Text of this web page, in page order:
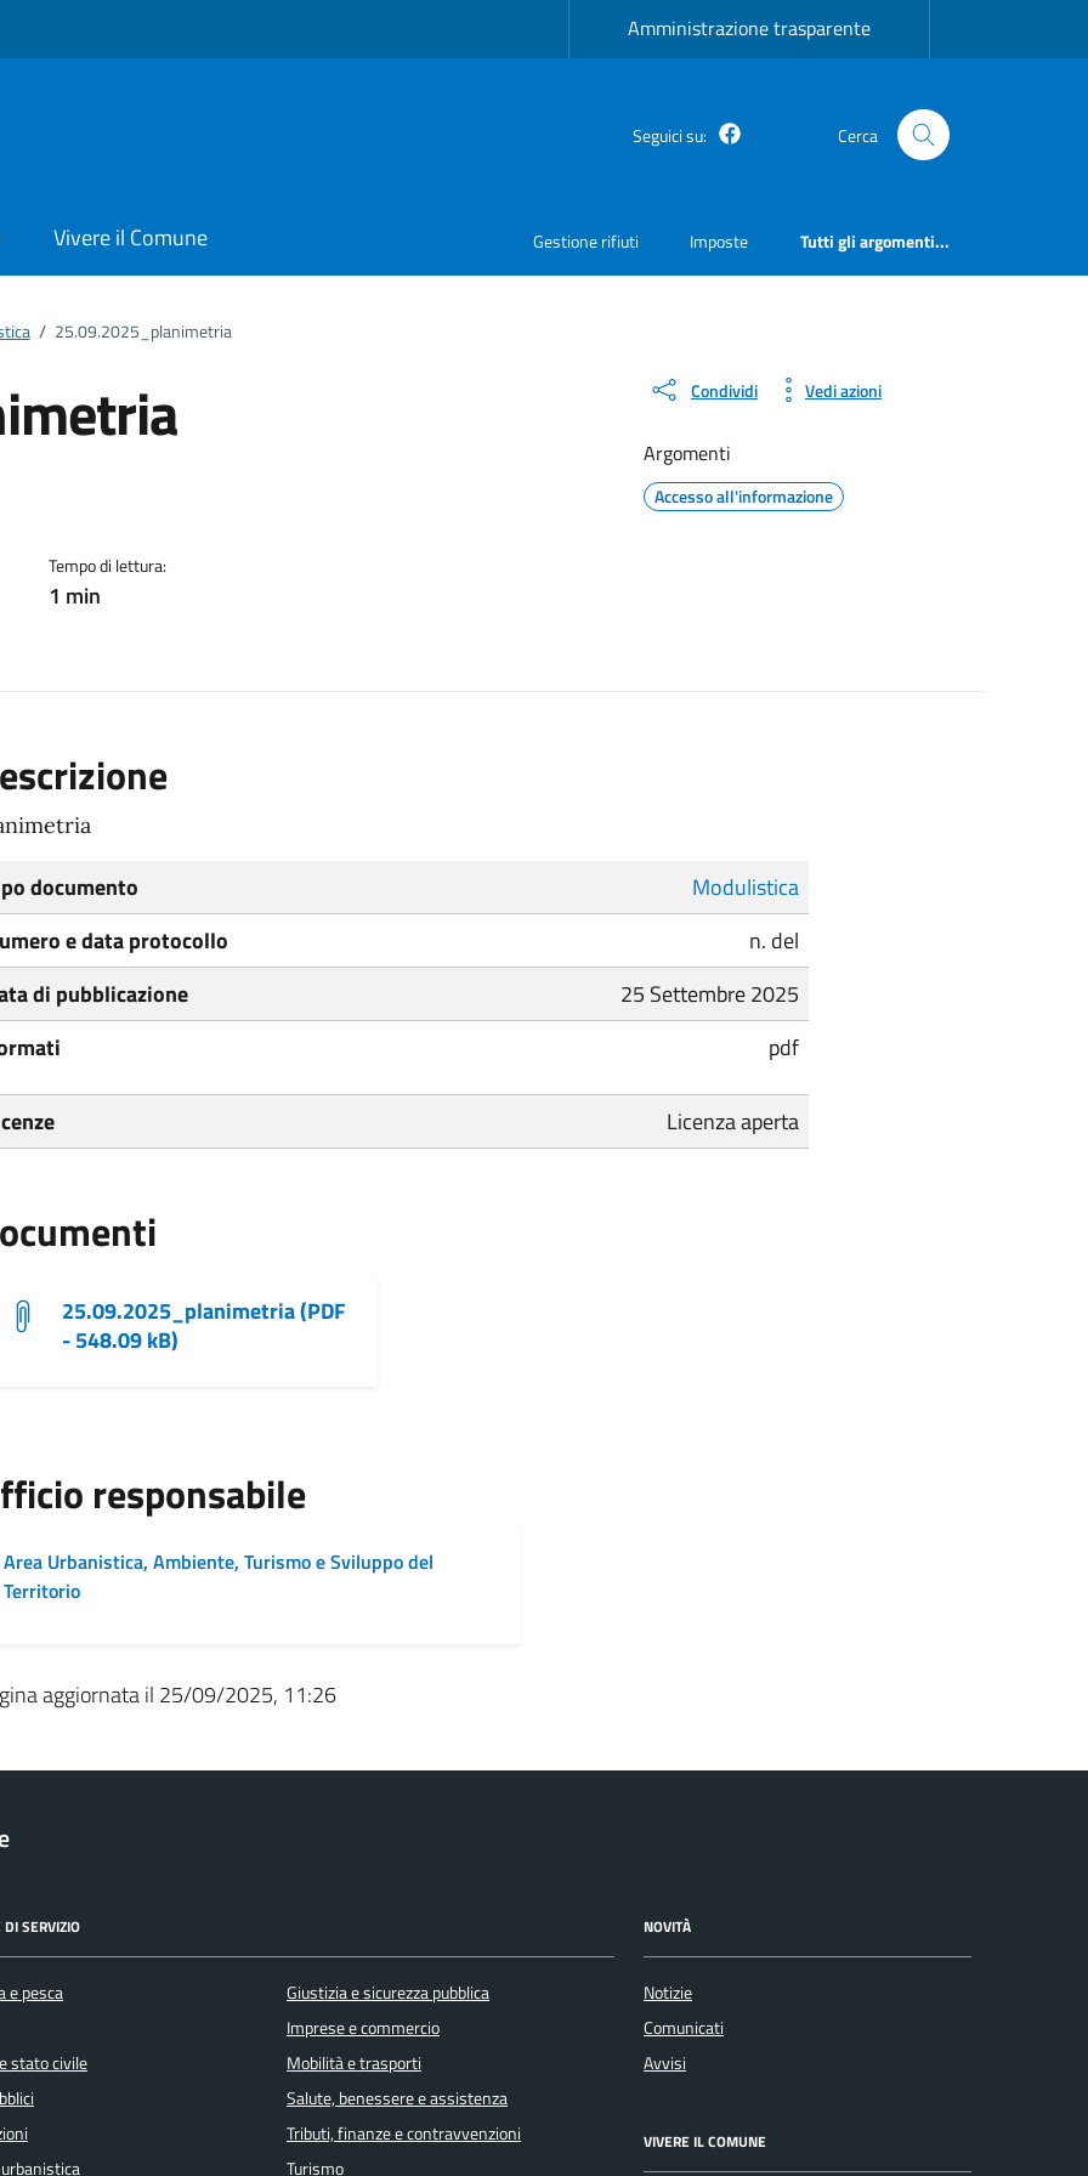
Amministrazione trasparente
Seguici su: Facebook Cerca
Vivere il Comune Gestione rifiuti Imposte Tutti gli argomenti...
/ 25.09.2025_planimetria
Tempo di lettura:
1 min
Condividi Vedi azioni
Argomenti
Accesso all'informazione
documento
Modulistica
e data protocollo
n. del
di pubblicazione
25 Settembre 2025
pdf
Licenza aperta
25.09.2025_planimetria (PDF
- 548.09 kB)
responsabile
Area Urbanistica, Ambiente, Turismo e Sviluppo del
Territorio
aggiornata il 25/09/2025, 11:26
DI SERVIZIO
e pesca
stato civile
Giustizia e sicurezza pubblica
Imprese e commercio
Mobilità e trasporti
Salute, benessere e assistenza
Tributi, finanze e contravvenzioni
Turismo
NOVITÀ
Notizie
Comunicati
Avvisi
VIVERE IL COMUNE